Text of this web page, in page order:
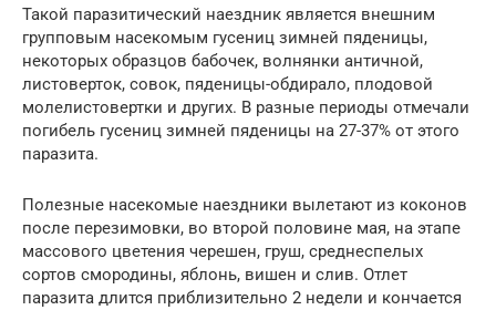
Такой паразитический наездник является внешним
групповым насекомым гусениц зимней пяденицы,
некоторых образцов бабочек, волнянки античной,
листоверток, совок, пяденицы-обдирало, плодовой
молелистовертки и других. В разные периоды отмечали
погибель гусениц зимней пяденицы на 27-37% от этого
паразита.
Полезные насекомые наездники вылетают из коконов
после перезимовки, во второй половине мая, на этапе
массового цветения черешен, груш, среднеспелых
сортов смородины, яблонь, вишен и слив. Отлет
паразита длится приблизительно 2 недели и кончается